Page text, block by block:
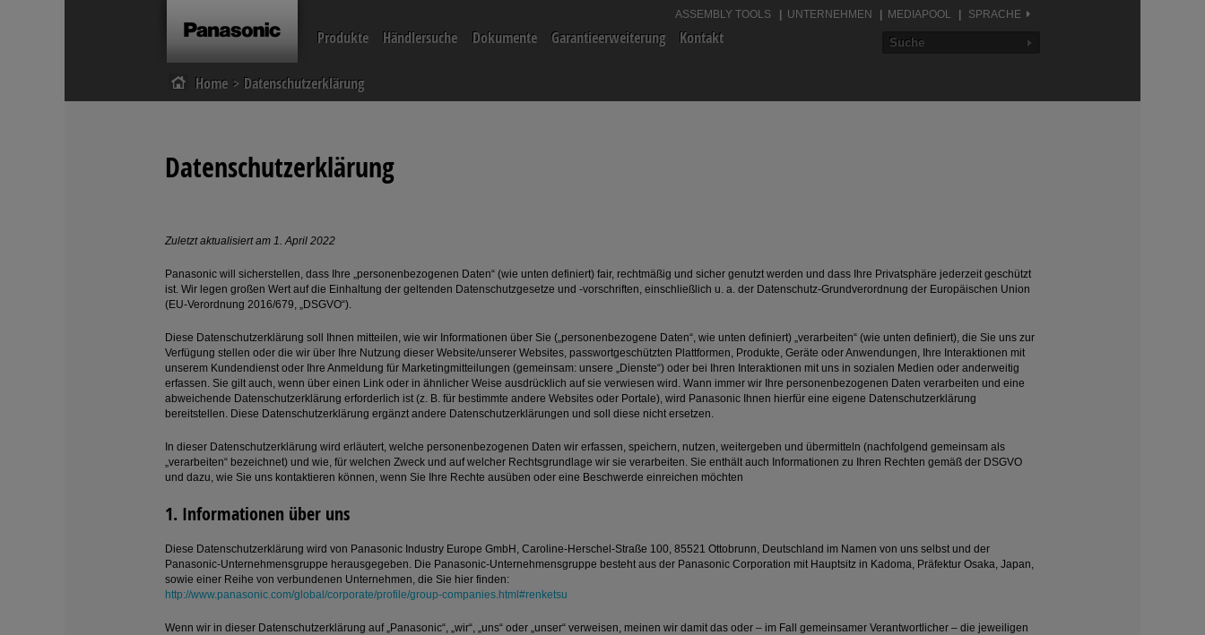
Produkte Händlersuche Dokumente Garantieerweiterung Kontakt
ASSEMBLY TOOLS UNTERNEHMEN MEDIAPOOL SPRACHE
Akku-Bohrschrauber Akku-Knickschrauber
Home Datenschutzerklärung
Datenschutzerklärung
Zuletzt aktualisiert am 1. April 2022
Panasonic will sicherstellen, dass Ihre „personenbezogenen Daten“ (wie unten definiert) fair, rechtmäßig und sicher genutzt werden und dass Ihre Privatsphäre jederzeit geschützt
ist. Wir legen großen Wert auf die Einhaltung der geltenden Datenschutzgesetze und -vorschriften, einschließlich u. a. der Datenschutz-Grundverordnung der Europäischen Union
(EU-Verordnung 2016/679, „DSGVO“).
Diese Datenschutzerklärung soll Ihnen mitteilen, wie wir Informationen über Sie („personenbezogene Daten“, wie unten definiert) „verarbeiten“ (wie unten definiert), die Sie uns zur
Verfügung stellen oder die wir über Ihre Nutzung dieser Website/unserer Websites, passwortgeschützten Plattformen, Produkte, Geräte oder Anwendungen, Ihre Interaktionen mit
unserem Kundendienst oder Ihre Anmeldung für Marketingmitteilungen (gemeinsam: unsere „Dienste“) oder bei Ihren Interaktionen mit uns in sozialen Medien oder anderweitig
erfassen. Sie gilt auch, wenn über einen Link oder in ähnlicher Weise ausdrücklich auf sie verwiesen wird. Wann immer wir Ihre personenbezogenen Daten verarbeiten und eine
abweichende Datenschutzerklärung erforderlich ist (z. B. für bestimmte andere Websites oder Portale), wird Panasonic Ihnen hierfür eine eigene Datenschutzerklärung
bereitstellen. Diese Datenschutzerklärung ergänzt andere Datenschutzerklärungen und soll diese nicht ersetzen.
In dieser Datenschutzerklärung wird erläutert, welche personenbezogenen Daten wir erfassen, speichern, nutzen, weitergeben und übermitteln (nachfolgend gemeinsam als
„verarbeiten“ bezeichnet) und wie, für welchen Zweck und auf welcher Rechtsgrundlage wir sie verarbeiten. Sie enthält auch Informationen zu Ihren Rechten gemäß der DSGVO
und dazu, wie Sie uns kontaktieren können, wenn Sie Ihre Rechte ausüben oder eine Beschwerde einreichen möchten
1. Informationen über uns
Diese Datenschutzerklärung wird von Panasonic Industry Europe GmbH, Caroline-Herschel-Straße 100, 85521 Ottobrunn, Deutschland im Namen von uns selbst und der
Panasonic-Unternehmensgruppe herausgegeben. Die Panasonic-Unternehmensgruppe besteht aus der Panasonic Corporation mit Hauptsitz in Kadoma, Präfektur Osaka, Japan,
sowie einer Reihe von verbundenen Unternehmen, die Sie hier finden:
http://www.panasonic.com/global/corporate/profile/group-companies.html#renketsu
Wenn wir in dieser Datenschutzerklärung auf „Panasonic“, „wir“, „uns“ oder „unser“ verweisen, meinen wir damit das oder – im Fall gemeinsamer Verantwortlicher – die jeweiligen